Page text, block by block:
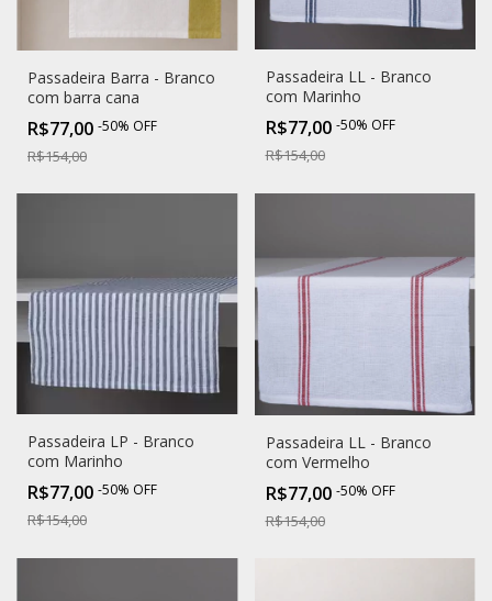
Passadeira Barra - Branco
com barra cana
R$77,00 -50% OFF
R$154,00
Passadeira LL - Branco
com Marinho
R$77,00 -50% OFF
R$154,00
Passadeira LP - Branco
com Marinho
R$77,00 -50% OFF
R$154,00
Passadeira LL - Branco
com Vermelho
R$77,00 -50% OFF
R$154,00